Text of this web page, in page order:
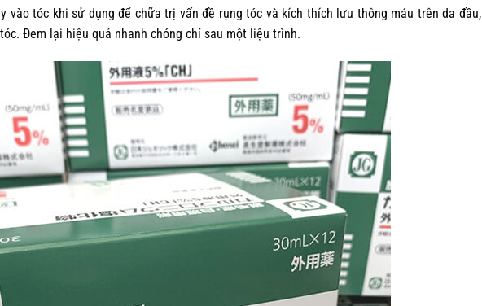
vào tóc khi sử dụng để chữa trị vấn đề rụng tóc và kích thích lưu thông máu trên da đầu,
Đem lại hiệu quả nhanh chóng chỉ sau một liệu trình.